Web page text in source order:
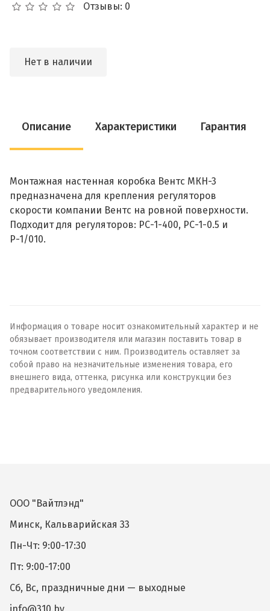
Отзывы: 0
Нет в наличии
Описание Характеристики Гарантия
Монтажная настенная коробка Вентс МКН-3
предназначена для крепления регуляторов
скорости компании Вентс на ровной поверхности.
Подходит для регуляторов: РС-1-400, РС-1-0.5 и
Р-1/010.
Информация о товаре носит ознакомительный характер и не
обязывает производителя или магазин поставить товар в
точном соответствии с ним. Производитель оставляет за
собой право на незначительные изменения товара, его
внешнего вида, оттенка, рисунка или конструкции без
предварительного уведомления.
ООО "Вайтлэнд"
Минск, Кальварийская 33
Пн-Чт: 9:00-17:30
Пт: 9:00-17:00
Сб, Вс, праздничные дни — выходные